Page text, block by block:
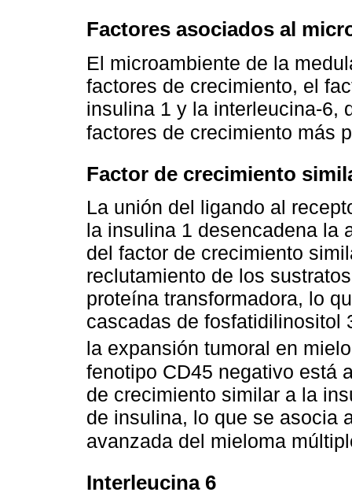
Factores asociados al
El microambiente de la
factores de crecimiento, el
insulina 1 y la interleucina-6,
factores de crecimiento más
Factor de crecimiento
La unión del ligando al
la insulina 1 desencadena la
del factor de crecimiento
reclutamiento de los
proteína transformadora, lo
cascadas de fosfatidilinositol
la expansión tumoral en
fenotipo CD45 negativo está
de crecimiento similar a la
de insulina, lo que se asocia
avanzada del mieloma
Interleucina 6